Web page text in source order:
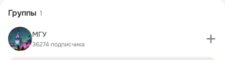
Группы 1
МГУ
36274 подписчика